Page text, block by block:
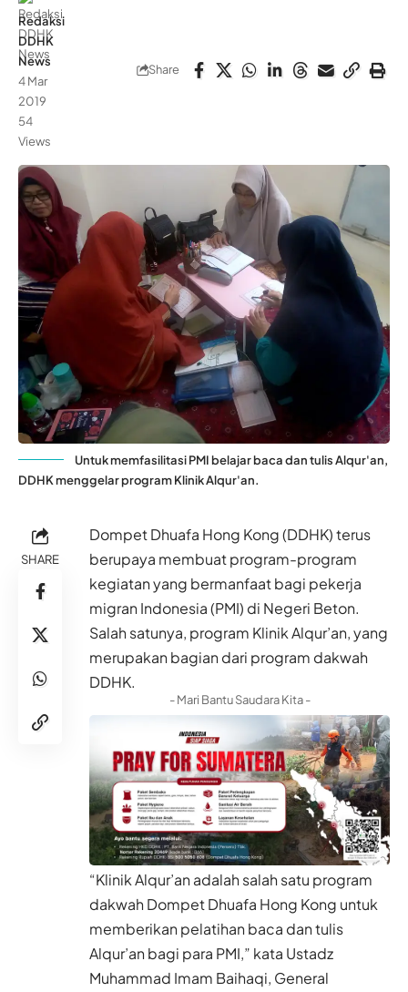
Redaksi
DDHK
News
4 Mar
2019
54
Views
Share
Untuk memfasilitasi PMI belajar baca dan tulis Alqur'an,
DDHK menggelar program Klinik Alqur'an.
SHARE
Dompet Dhuafa Hong Kong (DDHK) terus
berupaya membuat program-program
kegiatan yang bermanfaat bagi pekerja
migran Indonesia (PMI) di Negeri Beton.
Salah satunya, program Klinik Alqur’an, yang
merupakan bagian dari program dakwah
DDHK.
- Mari Bantu Saudara Kita -
“Klinik Alqur’an adalah salah satu program
dakwah Dompet Dhuafa Hong Kong untuk
memberikan pelatihan baca dan tulis
Alqur’an bagi para PMI,” kata Ustadz
Muhammad Imam Baihaqi, General